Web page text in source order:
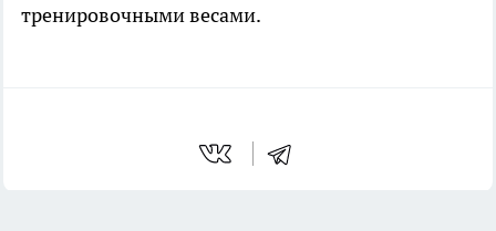
тренировочными весами.